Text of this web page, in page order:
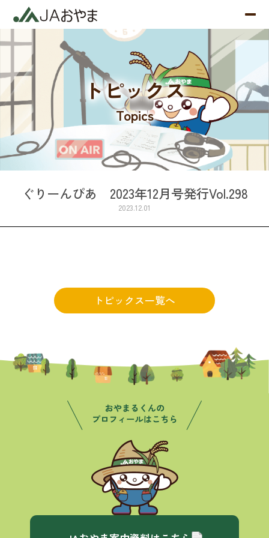
トピックス
Topics
ぐりーんぴあ 2023年12月号発行Vol.298
2023.12.01
トピックス一覧へ